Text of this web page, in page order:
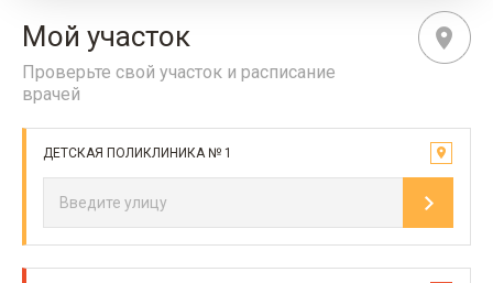
Мой участок
Проверьте свой участок и расписание
врачей
ДЕТСКАЯ ПОЛИКЛИНИКА № 1